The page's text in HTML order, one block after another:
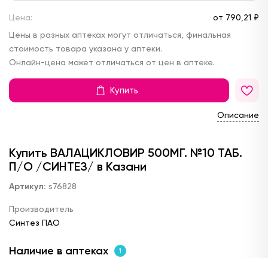
Цена: от 790, 21 ₽
Цены в разных аптеках могут отличаться, финальная
стоимость товара указана у аптеки.
Онлайн-цена может отличаться от цен в аптеке.
Купить
Описание
Купить ВАЛАЦИКЛОВИР 500МГ. №10 ТАБ.
П/О /СИНТЕЗ/ в Казани
Артикул: s76828
Производитель
Синтез ПАО
Наличие в аптеках 1